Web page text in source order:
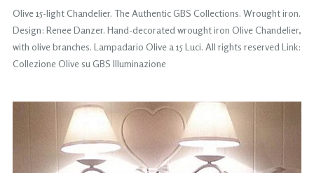
Olive 15-light Chandelier. The Authentic GBS Collections. Wrought iron.
Design: Renee Danzer. Hand-decorated wrought iron Olive Chandelier,
with olive branches. Lampadario Olive a 15 Luci. All rights reserved Link:
Collezione Olive su GBS Illuminazione